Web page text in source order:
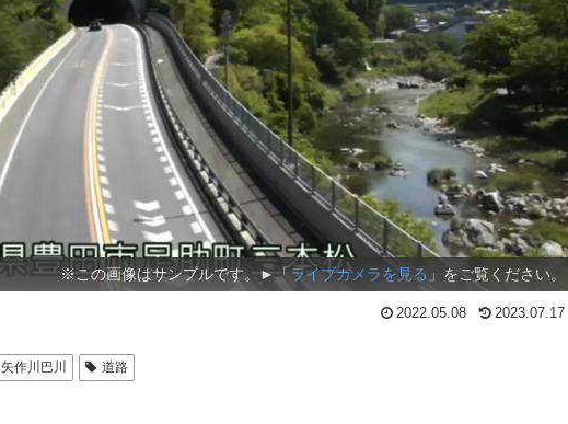
※この画像はサンプルです。►「ライブカメラを見る 」をご覧ください。
2022.05.08 2023.07.17
矢作川巴川 道路